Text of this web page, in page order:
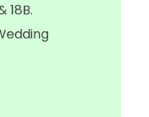
18B.